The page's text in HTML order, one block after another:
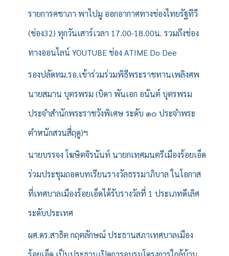
รายการคชาภา พาไปมู ออกอากาศทางช่องไทยรัฐทีวี
(ช่อง32) ทุกวันเสาร์เวลา 17.00-18.00น. รวมถึงช่อง
ทางออนไลน์ YOUTUBE ช่อง ATIME Do Dee
รองปลัดทม.รอ.เข้าร่วมร่วมพิธีพระราชทานเพลิงศพ
นายสมาน บุตรพรม (บิดา พันเอก อนันต์ บุตรพรม
ประจำสำนักพระราชวังพิเศษ ระดับ ๑๐ ประจำพระ
ตำหนักสวนสี่ฤดู)ฯ
นายบรรจง โฆษิตจิรนันท์ นายกเทศมนตรีเมืองร้อยเอ็ด
ร่วมประชุมถอดบทเรียนรางวัลธรรมาภิบาล ในโอกาส
ที่เทศบาลเมืองร้อยเอ็ดได้รับรางวัลที่ 1 ประเภทดีเลิศ
ระดับประเทศ
ผศ.ดร.สาธิต กฤตลักษณ์ ประธานสภาเทศบาลเมือง